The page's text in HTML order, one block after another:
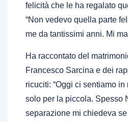
felicità che le ha regalato
“Non vedevo quella parte
me da tantissimi anni. Mi
Ha raccontato del
Francesco Sarcina e dei
ricuciti: “Oggi ci sentiamo
solo per la piccola. Spesso
separazione mi chiedeva